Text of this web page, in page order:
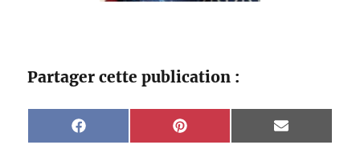
Partager cette publication :
Share
on
F
a
Share
on
P
i
Share
on
E
m